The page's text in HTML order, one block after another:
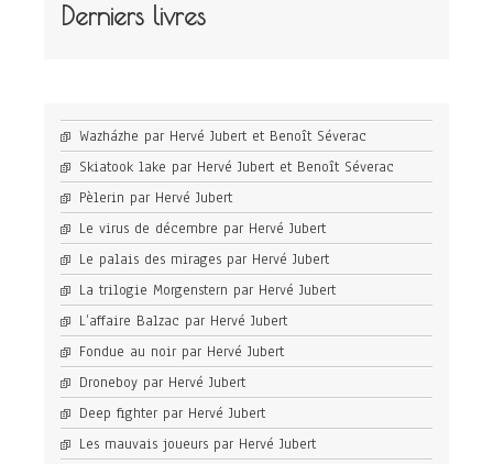
Derniers livres
Wazházhe par Hervé Jubert et Benoît Séverac
Skiatook lake par Hervé Jubert et Benoît Séverac
Pèlerin par Hervé Jubert
Le virus de décembre par Hervé Jubert
Le palais des mirages par Hervé Jubert
La trilogie Morgenstern par Hervé Jubert
L’affaire Balzac par Hervé Jubert
Fondue au noir par Hervé Jubert
Droneboy par Hervé Jubert
Deep fighter par Hervé Jubert
Les mauvais joueurs par Hervé Jubert